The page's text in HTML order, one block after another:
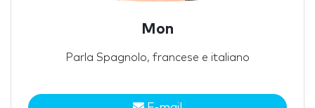
Mon
Parla Spagnolo, francese e italiano